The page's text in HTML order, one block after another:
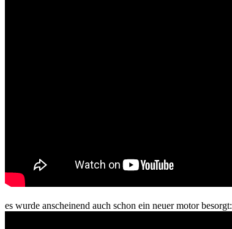
es wurde anscheinend auch schon ein neuer motor besorgt: